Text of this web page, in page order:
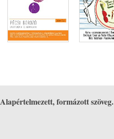
Alapértelmezett, formázott szöveg.